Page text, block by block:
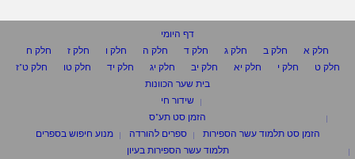
דף היומי
חלק א
חלק ב חלק ג חלק ד חלק ה חלק ו חלק ז
חלק ח
חלק ט
חלק י חלק יא חלק יב חלק יג חלק יד חלק טו
חלק ט"ז
בית שער הכוונות
שידור חי
הזמן סט תע"ס
הזמן סט תלמוד עשר הספירות
ספרים להורדה
מנוע חיפוש בספרים
תלמוד עשר הספירות בעיון